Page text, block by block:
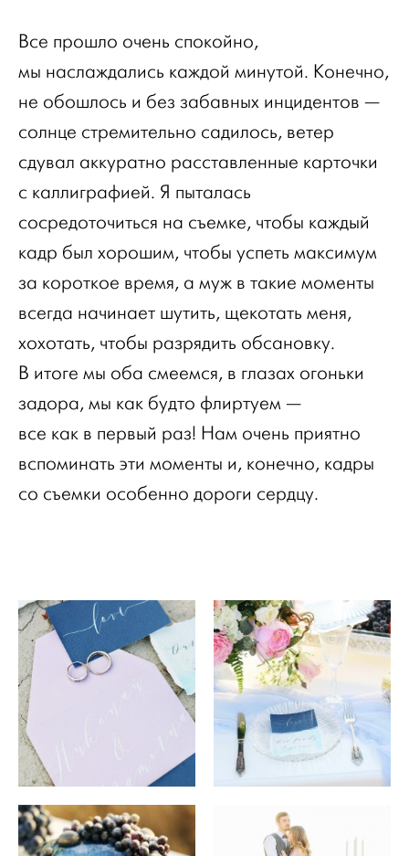
Все прошло очень спокойно,
мы наслаждались каждой минутой. Конечно,
не обошлось и без забавных инцидентов —
солнце стремительно садилось, ветер
сдувал аккуратно расставленные карточки
с каллиграфией. Я пыталась
сосредоточиться на съемке, чтобы каждый
кадр был хорошим, чтобы успеть максимум
за короткое время, а муж в такие моменты
всегда начинает шутить, щекотать меня,
хохотать, чтобы разрядить обсановку.
В итоге мы оба смеемся, в глазах огоньки
задора, мы как будто флиртуем —
все как в первый раз! Нам очень приятно
вспоминать эти моменты и, конечно, кадры
со съемки особенно дороги сердцу.